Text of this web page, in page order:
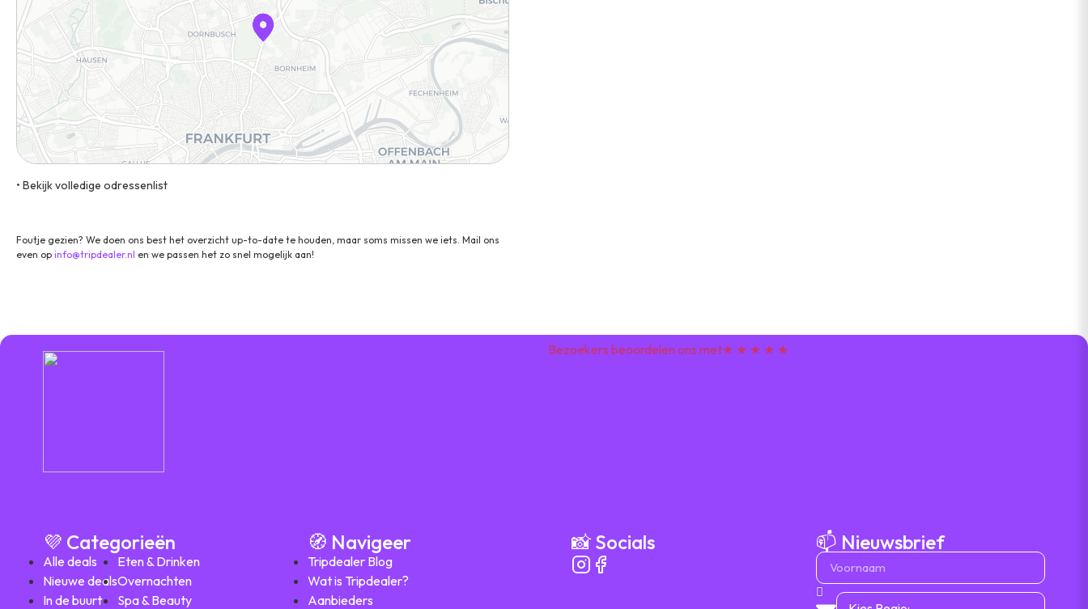
• Bekijk volledige odressenlist
Foutje gezien? We doen ons best het overzicht up-to-date te houden, maar soms missen we iets. Mail ons
even op info@tripdealer.nl en we passen het zo snel mogelijk aan!
Bezoekers beoordelen ons met★ ★ ★ ★ ★
💜 Categorieën
Alle deals
Nieuwe deals
In de buurt
Eten & Drinken
Overnachten
Spa & Beauty
🧭 Navigeer
Tripdealer Blog
Wat is Tripdealer?
Aanbieders
📸 Socials 📫 Nieuwsbrief